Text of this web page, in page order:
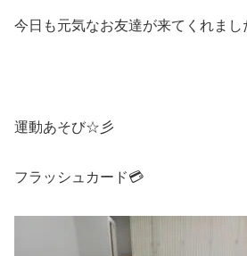
今日も元気なお友達が来てくれまし
運動あそび☆彡
フラッシュカード💳